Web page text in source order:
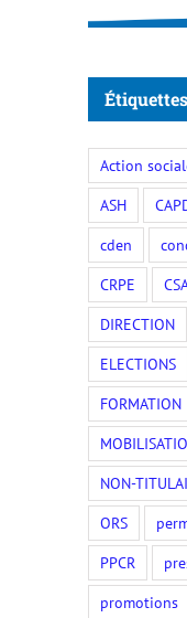
Étiquettes
Action
ASH
cden
CRPE
DIRECTION
ELECTIONS
FORMATION
NON-
ORS
PPCR
promotions